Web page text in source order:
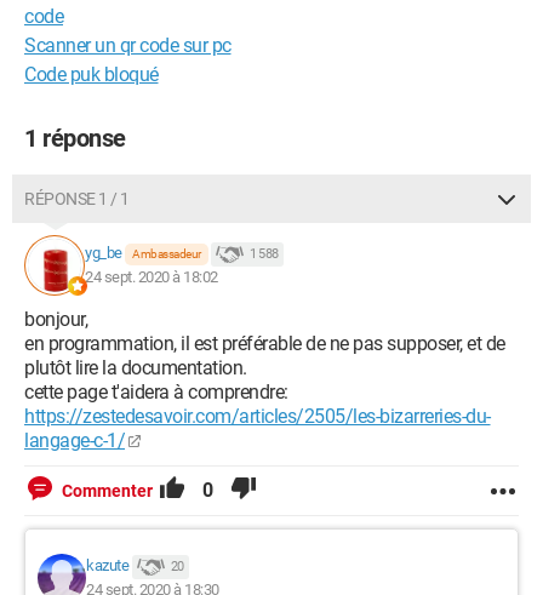
En effet, je ne comprends pas ce qui est effectué dans la
boucle for.
Je suppose qu'on dit que x[k] est égale a j et qu'on verifie que j
est égale a n mais pour le point d'interrogation et ce qui suit je
code
Scanner un qr code sur pc
Code puk bloqué
1 réponse
RÉPONSE 1 / 1
yg_be Ambassadeur 1 588
24 sept. 2020 à 18:02
bonjour,
en programmation, il est préférable de ne pas supposer, et de
plutôt lire la documentation.
cette page t'aidera à comprendre:
https://zestedesavoir.com/articles/2505/les-bizarreries-du-
langage-c-1/
Commenter 0
kazute 20
24 sept. 2020 à 18:30